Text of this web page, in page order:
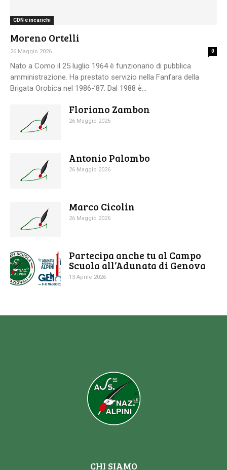
CDN e incarichi
Moreno Ortelli
26 Maggio 2026 0
Nato a Como il 25 luglio 1964 è funzionario di pubblica
amministrazione. Ha prestato servizio nella Fanfara della
Brigata Orobica nel 1986-’87. Dal 1988 è...
Floriano Zambon
26 Maggio 2026
Antonio Palombo
26 Maggio 2026
Marco Cicolin
26 Maggio 2026
Partecipa anche tu al Campo
Scuola all’Adunata di Genova
13 Aprile 2026
CHI SIAMO